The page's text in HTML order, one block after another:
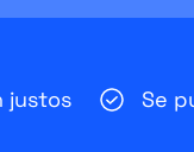
justos Se